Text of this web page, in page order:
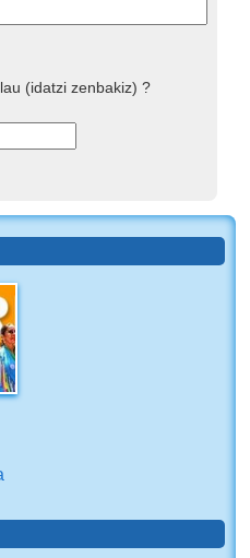
(idatzi zenbakiz) ?